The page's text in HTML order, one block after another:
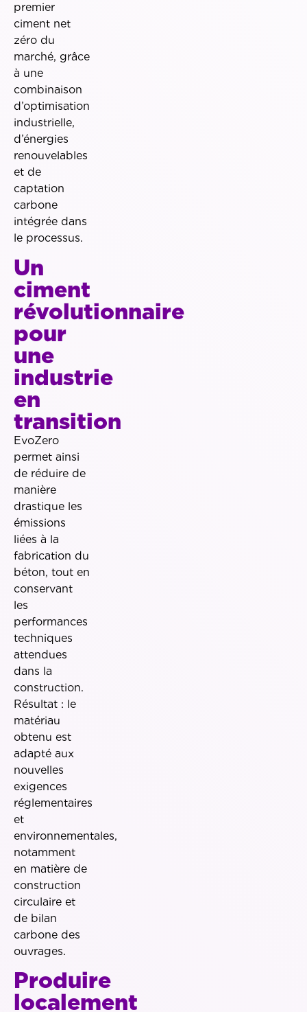
premier
ciment net
zéro du
marché, grâce
à une
combinaison
d’optimisation
industrielle,
d’énergies
renouvelables
et de
captation
carbone
intégrée dans
le processus.
Un
ciment
révolutionnaire
pour
une
industrie
en
transition
EvoZero
permet ainsi
de réduire de
manière
drastique les
émissions
liées à la
fabrication du
béton, tout en
conservant
les
performances
techniques
attendues
dans la
construction.
Résultat : le
matériau
obtenu est
adapté aux
nouvelles
exigences
réglementaires
et
environnementales,
notamment
en matière de
construction
circulaire et
de bilan
carbone des
ouvrages.
Produire
localement